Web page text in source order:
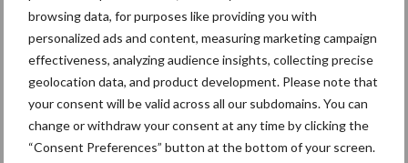
browsing data, for purposes like providing you with
personalized ads and content, measuring marketing campaign
effectiveness, analyzing audience insights, collecting precise
geolocation data, and product development. Please note that
your consent will be valid across all our subdomains. You can
change or withdraw your consent at any time by clicking the
“Consent Preferences” button at the bottom of your screen.
Compost Dierlijke mest